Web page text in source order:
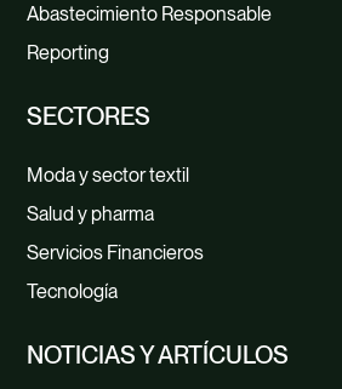
Abastecimiento Responsable
Reporting
SECTORES
Moda y sector textil
Salud y pharma
Servicios Financieros
Tecnología
NOTICIAS Y ARTÍCULOS